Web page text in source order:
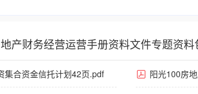
产财务经营运营手册资料文件专题资料
集合资金信托计划42页.pdf 阳光100房